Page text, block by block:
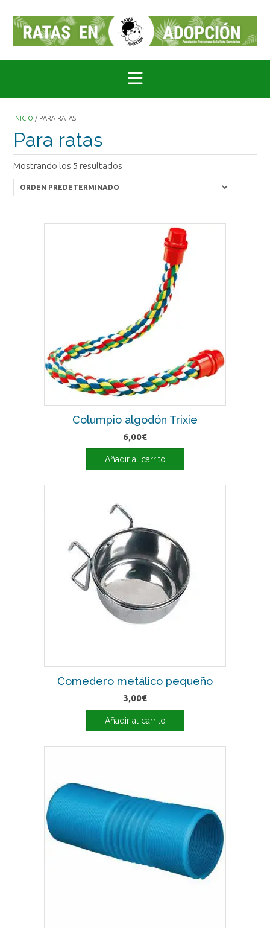
contenido
INICIO / PARA RATAS
Para ratas
Mostrando los 5 resultados
Columpio algodón Trixie
6,00€
Añadir al carrito
Comedero metálico pequeño
3,00€
Añadir al carrito